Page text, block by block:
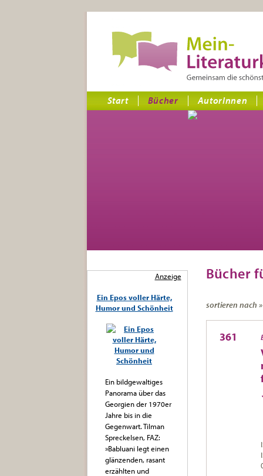
Start Bücher AutorInnen
Bücher
sortieren nach
361
Anzeige
Ein Epos voller Härte,
Humor und Schönheit
Ein bildgewaltiges
Panorama über das
Georgien der 1970er
Jahre bis in die
Gegenwart. Tilman
Spreckelsen, FAZ:
»Babluani legt einen
glänzenden, rasant
erzählten und